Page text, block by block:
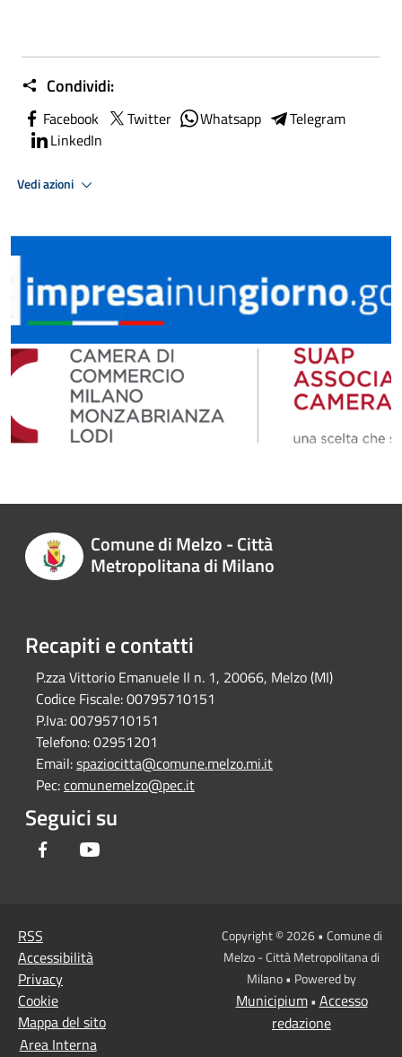
Condividi:
Facebook Twitter Whatsapp
Telegram
LinkedIn
Vedi azioni
Comune di Melzo - Città
Metropolitana di Milano
Recapiti e contatti
P.zza Vittorio Emanuele II n. 1, 20066, Melzo (MI)
Codice Fiscale:00795710151
P.Iva:00795710151
Telefono:02951201
Email:spaziocitta@comune.melzo.mi.it
Pec:comunemelzo@pec.it
Seguici su
Facebook
RSS
Accessibilità
Privacy
Cookie
Mappa del sito
Area Interna
Copyright © 2026 • Comune di
Melzo - Città Metropolitana di
Milano • Powered by
Municipium• Accesso
redazione